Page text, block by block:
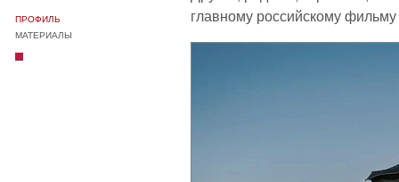
ПРОФИЛЬ
МАТЕРИАЛЫ
главному российскому фильму